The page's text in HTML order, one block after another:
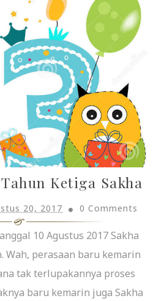
Ketiga Sakha
20, 2017 0 Comments
10 Agustus 2017 Sakha
Wah, perasaan baru kemarin
tak terlupakannya proses
baru kemarin juga Sakha